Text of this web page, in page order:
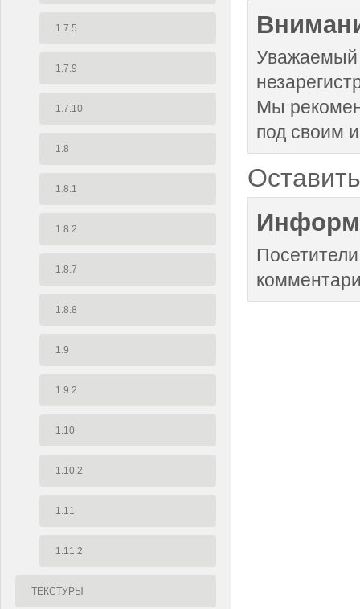
1.7.5
1.7.9
1.7.10
1.8
1.8.1
1.8.2
1.8.7
1.8.8
1.9
1.9.2
1.10
1.10.2
1.11
1.11.2
ТЕКСТУРЫ
Уважаемый
Мы
под своим